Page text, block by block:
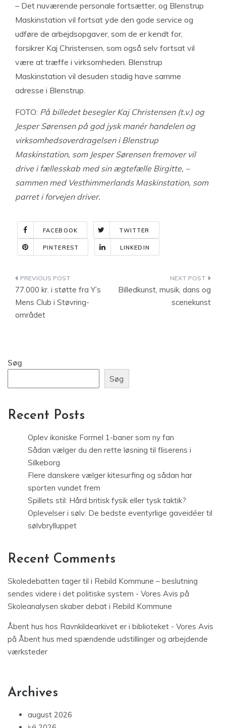
– Det nuværende personale fortsætter, og Blenstrup
Maskinstation vil fortsat yde den gode service og
udføre de arbejdsopgaver, som de er kendt for,
forsikrer Kaj Christensen, som også selv fortsat vil
være at træffe i virksomheden. Blenstrup
Maskinstation vil desuden stadig have samme
adresse i Blenstrup.
FOTO: På billedet beseglerKaj Christensen (t.v.) og
Jesper Sørensen på god jysk manérhandelen og
virksomhedsoverdragelsen iBlenstrup
Maskinstation, som Jesper Sørensen fremover vil
drive i fællesskab med sin ægtefælle Birgitte, –
sammen med Vesthimmerlands Maskinstation, som
parret i forvejen driver.
FACEBOOK TWITTER
PINTEREST LINKEDIN
Indlægsnavigation
77.000 kr. i støtte fra Y’s
Mens Club i Støvring-
området
Billedkunst, musik, dans og
scenekunst
Søg
Søg
Recent Posts
Oplev ikoniske Formel 1-baner som ny fan
Sådan vælger du den rette løsning til fliserens i
Silkeborg
Flere danskere vælger kitesurfing og sådan har
sporten vundet frem
Spillets stil: Hård britisk fysik eller tysk taktik?
Oplevelser i sølv: De bedste eventyrlige gaveidéer til
sølvbrylluppet
Recent Comments
Skoledebatten tager til i Rebild Kommune – beslutning
sendes videre i det politiske system - Vores Avis på
Skoleanalysen skaber debat i Rebild Kommune
Åbent hus hos Ravnkildearkivet er i biblioteket - Vores Avis
på Åbent hus med spændende udstillinger og arbejdende
værksteder
Archives
august 2026